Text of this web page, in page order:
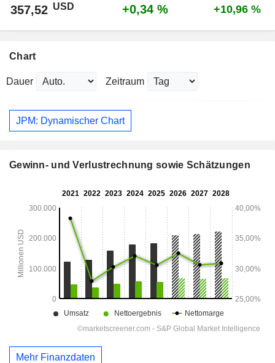
357,52 USD +0,34 % +10,96 %
Chart
Dauer Zeitraum
JPM: Dynamischer Chart
Gewinn- und Verlustrechnung sowie Schätzungen
Mehr Finanzdaten